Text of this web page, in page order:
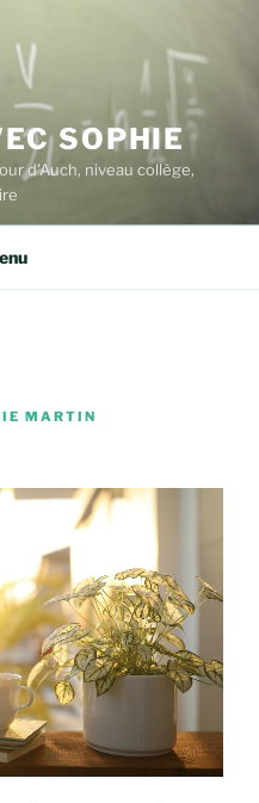
SOPHIE
d'Auch, niveau collège,
MARTIN